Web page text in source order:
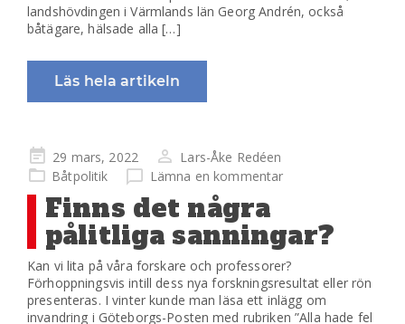
landshövdingen i Värmlands län Georg Andrén, också
båtägare, hälsade alla […]
Läs hela artikeln
Publicerad
på
29 mars, 2022
Lars-Åke Redéen
Båtpolitik
Lämna en kommentar
Finns det några
pålitliga sanningar?
Kan vi lita på våra forskare och professorer?
Förhoppningsvis intill dess nya forskningsresultat eller rön
presenteras. I vinter kunde man läsa ett inlägg om
invandring i Göteborgs-Posten med rubriken ”Alla hade fel